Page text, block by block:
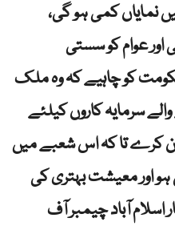
نمایاں کمی ہو گی،
عوام کو سستی
کو چاہیے کہ وہ ملک
سرمایہ کاروں کیلئے
کرے تا کہ اس شعبے میں
ہو اور معیشت بہتری کی
اسلام آباد چیمبر آف